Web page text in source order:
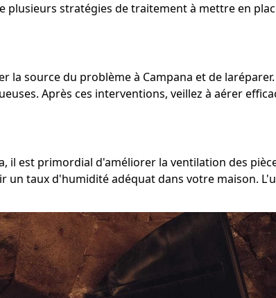
stratégies de traitement à mettre en
source du problème à Campana et de
Après ces interventions, veillez à aérer
est primordial d'améliorer la ventilation des
taux d'humidité adéquat dans votre maison.